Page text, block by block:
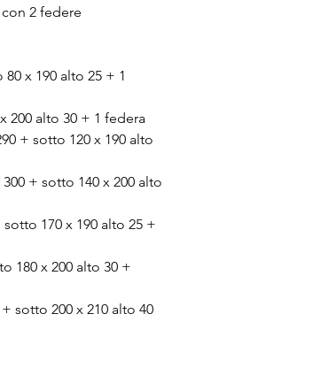
2 federe
x 190 alto 25 + 1
200 alto 30 + 1 federa
+ sotto 120 x 190 alto
+ sotto 140 x 200 alto
170 x 190 alto 25 +
180 x 200 alto 30 +
sotto 200 x 210 alto 40